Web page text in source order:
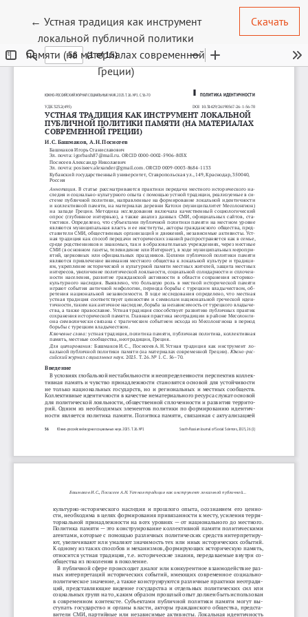
← Вернуться к Подробностям о статье
Устная традиция как инструмент
локальной публичной политики
памяти (на материалах современной
Греции)
Скачать